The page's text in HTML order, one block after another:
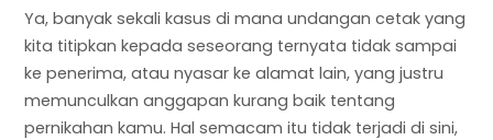
Ya, banyak sekali kasus di mana undangan cetak yang
kita titipkan kepada seseorang ternyata tidak sampai
ke penerima, atau nyasar ke alamat lain, yang justru
memunculkan anggapan kurang baik tentang
pernikahan kamu. Hal semacam itu tidak terjadi di sini,